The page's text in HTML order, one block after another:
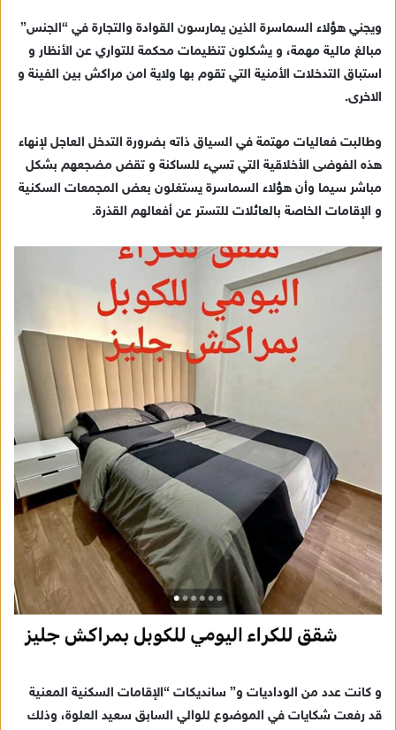
ويجني هؤلاء السماسرة الذين يمارسون القوادة والتجارة في “الجنس”
مبالغ مالية مهمة، و يشكلون تنظيمات محكمة للتواري عن الأنظار و
استباق التدخلات الأمنية التي تقوم بها ولاية امن مراكش بين الفينة و
الاخرى.
وطالبت فعاليات مهتمة في السياق ذاته بضرورة التدخل العاجل لإنهاء
هذه الفوضى الأخلاقية التي تسيء للساكنة و تقض مضجعهم بشكل
مباشر سيما وأن هؤلاء السماسرة يستغلون بعض المجمعات السكنية
و الإقامات الخاصة بالعائلات للتستر عن أفعالهم القذرة.
و كانت عدد من الوداديات و” سانديكات “الإقامات السكنية المعنية
قد رفعت شكايات في الموضوع للوالي السابق سعيد العلوة، وذلك